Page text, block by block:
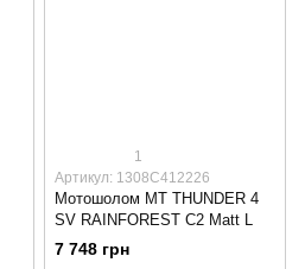
1
Артикул: 1308C412226
Мотошолом MT THUNDER 4
SV RAINFOREST C2 Matt L
7 748 грн